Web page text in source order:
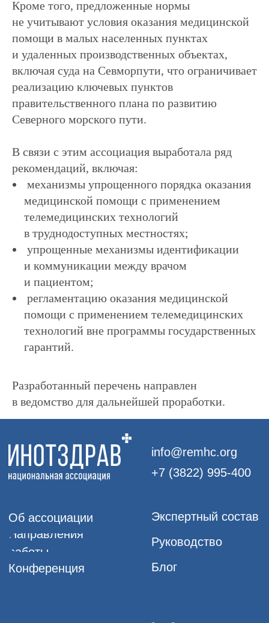
Кроме того, предложенные нормы
не учитывают условия оказания медицинской
помощи в малых населенных пунктах
и удаленных производственных объектах,
включая суда на Севморпути, что ограничивает
реализацию ключевых пунктов
правительственного плана по развитию
Северного морского пути.
В связи с этим ассоциация выработала ряд
рекомендаций, включая:
механизмы упрощенного порядка оказания
медицинской помощи с применением
телемедицинских технологий
в труднодоступных местностях;
упрощенные механизмы идентификации
и коммуникации между врачом
и пациентом;
регламентацию оказания медицинской
помощи с применением телемедицинских
технологий вне программы государственных
гарантий.
Разработанный перечень направлен
в ведомство для дальнейшей проработки.
info@remhc.org
+7 (3822) 995-400
© 2017–
Политика в отношении обработки данных
Направления
работы
Экспертный состав
ИНН:7017419794
обл., г. Томск, ул. Московский тракт, д. 23
Об ассоциации